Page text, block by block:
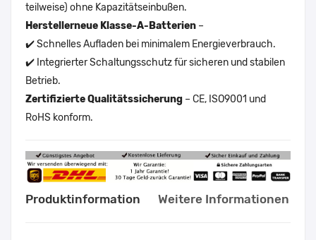
teilweise) ohne Kapazitätseinbußen.
Herstellerneue Klasse-A-Batterien –
✔️ Schnelles Aufladen bei minimalem Energieverbrauch.
✔️ Integrierter Schaltungsschutz für sicheren und stabilen
Betrieb.
Zertifizierte Qualitätssicherung – CE, ISO9001 und
RoHS konform.
Produktinformation Weitere Informationen